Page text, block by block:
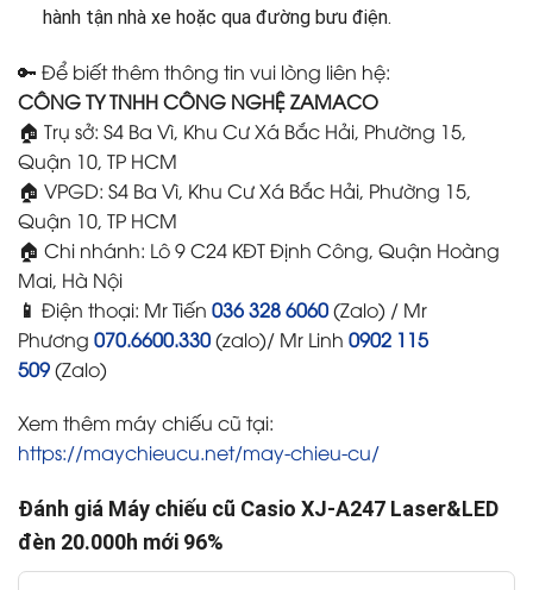
hành tận nhà xe hoặc qua đường bưu điện.
🔑 Để biết thêm thông tin vui lòng liên hệ:
CÔNG TY TNHH CÔNG NGHỆ ZAMACO
🏠 Trụ sở: S4 Ba Vì, Khu Cư Xá Bắc Hải, Phường 15,
Quận 10, TP HCM
🏠 VPGD: S4 Ba Vì, Khu Cư Xá Bắc Hải, Phường 15,
Quận 10, TP HCM
🏠 Chi nhánh: Lô 9 C24 KĐT Định Công, Quận Hoàng
Mai, Hà Nội
📱 Điện thoại: Mr Tiến 036 328 6060(Zalo) / Mr
Phương 070.6600.330(zalo)/ Mr Linh 0902 115
509(Zalo)
Xem thêm máy chiếu cũ tại:
https://maychieucu.net/may-chieu-cu/
Đánh giá Máy chiếu cũ Casio XJ-A247 Laser&LED
đèn 20.000h mới 96%